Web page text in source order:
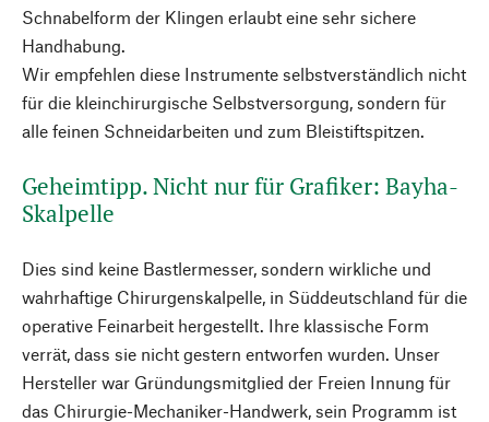
Schnabelform der Klingen erlaubt eine sehr sichere
Handhabung.
Wir empfehlen diese Instrumente selbstverständlich nicht
für die kleinchirurgische Selbstversorgung, sondern für
alle feinen Schneidarbeiten und zum Bleistiftspitzen.
Geheimtipp. Nicht nur für Grafiker: Bayha-
Skalpelle
Dies sind keine Bastlermesser, sondern wirkliche und
wahrhaftige Chirurgenskalpelle, in Süddeutschland für die
operative Feinarbeit hergestellt. Ihre klassische Form
verrät, dass sie nicht gestern entworfen wurden. Unser
Hersteller war Gründungsmitglied der Freien Innung für
das Chirurgie-Mechaniker-Handwerk, sein Programm ist